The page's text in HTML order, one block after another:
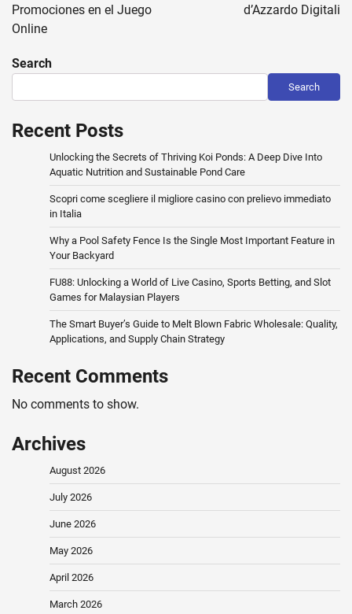
Promociones en el Juego
Online
d’Azzardo Digitali
Search
Search
Recent Posts
Unlocking the Secrets of Thriving Koi Ponds: A Deep Dive Into
Aquatic Nutrition and Sustainable Pond Care
Scopri come scegliere il migliore casino con prelievo immediato
in Italia
Why a Pool Safety Fence Is the Single Most Important Feature in
Your Backyard
FU88: Unlocking a World of Live Casino, Sports Betting, and Slot
Games for Malaysian Players
The Smart Buyer’s Guide to Melt Blown Fabric Wholesale: Quality,
Applications, and Supply Chain Strategy
Recent Comments
No comments to show.
Archives
August 2026
July 2026
June 2026
May 2026
April 2026
March 2026